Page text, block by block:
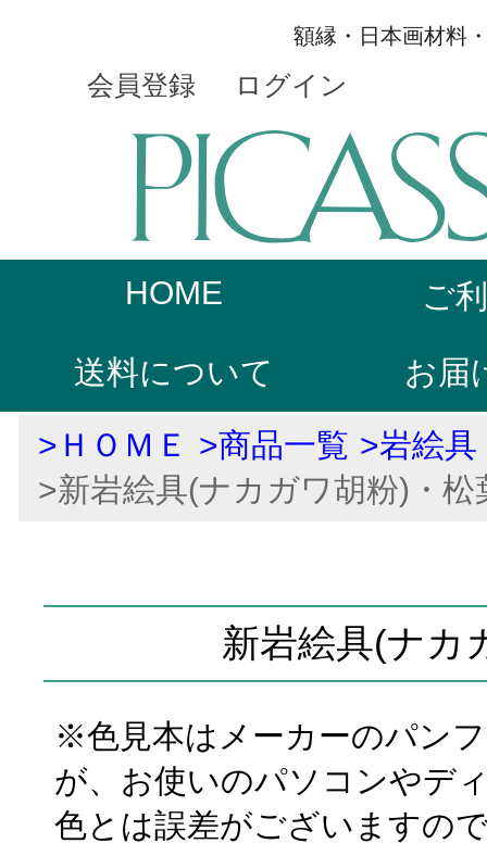
額縁・日本画材料
会員登録 ログイン
HOME ご
送料について お届
>ＨＯＭＥ >商品一覧 >岩絵具
>新岩絵具(ナカガワ胡粉)・松
新岩絵具(ナカ
※色見本はメーカーのパン
が、お使いのパソコンやデ
色とは誤差がございますの